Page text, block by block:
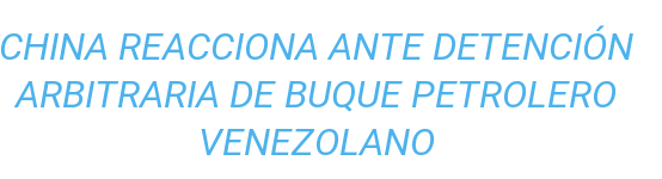
CHINA REACCIONA ANTE DETENCIÓN
ARBITRARIA DE BUQUE PETROLERO
VENEZOLANO